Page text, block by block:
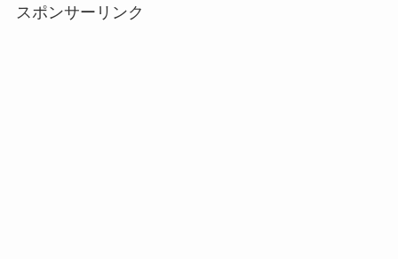
スポンサーリンク